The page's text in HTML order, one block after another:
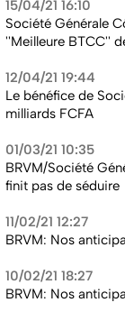
15/04/21 16:10
Société Générale
''Meilleure BTCC''
12/04/21 19:44
Le bénéfice de
milliards FCFA
01/03/21 10:35
BRVM/Société
finit pas de séduire
11/02/21 12:27
BRVM: Nos
10/02/21 18:27
BRVM: Nos